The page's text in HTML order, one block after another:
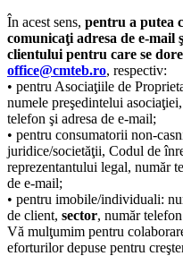
În acest sens, pentru a putea
comunicaţi adresa de e-mail
clientului pentru care se
office@cmteb.ro, respectiv:
• pentru Asociaţiile de
numele preşedintelui
telefon şi adresa de e-mail;
• pentru consumatorii non-
juridice/societăţii, Codul de
reprezentantului legal, număr
de e-mail;
• pentru imobile/individuali:
de client, sector, număr
Vă mulţumim pentru
eforturilor depuse pentru